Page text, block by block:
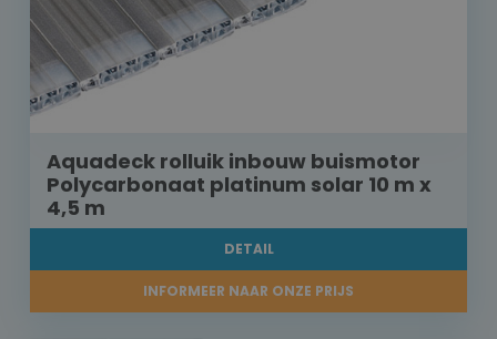
Aquadeck rolluik inbouw buismotor
Polycarbonaat platinum solar 10 m x
4,5 m
DETAIL
INFORMEER NAAR ONZE PRIJS